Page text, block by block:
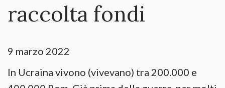
raccolta fondi
9 marzo 2022
In Ucraina vivono (vivevano) tra 200.000 e